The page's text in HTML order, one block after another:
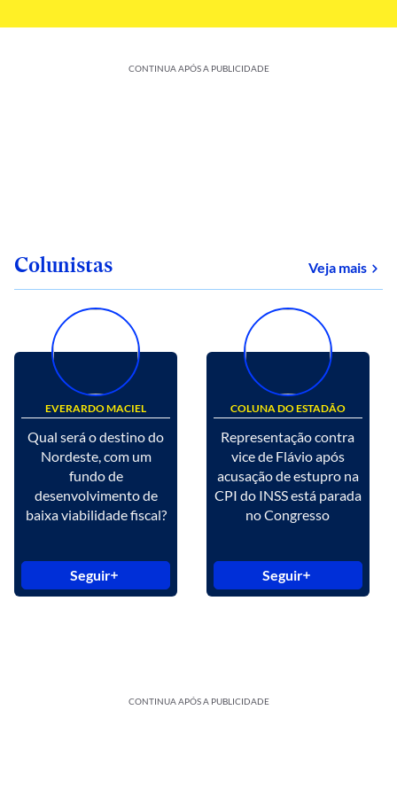
CONTINUA APÓS A PUBLICIDADE
Colunistas Veja mais
EVERARDO MACIEL
Qual será o destino do
Nordeste, com um
fundo de
desenvolvimento de
baixa viabilidade fiscal?
Seguir
COLUNA DO ESTADÃO
Representação contra
vice de Flávio após
acusação de estupro na
CPI do INSS está parada
no Congresso
Seguir
CONTINUA APÓS A PUBLICIDADE